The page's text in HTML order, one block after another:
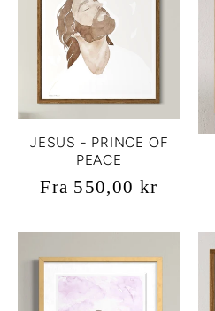
JESUS - PRINCE OF
PEACE
Vanlig
Fra 550,00 kr